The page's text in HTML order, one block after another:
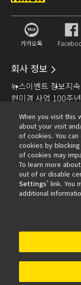
카카오톡
회사 정보
뉴스이벤트 정보지
현미경 사업 100주년
추천 링크
대물렌즈 셀렉터
Nikon Small World
기타 니콘 제품
카메라 및 쌍안경
소프트웨어 취약점 정
When you visit this
about your visit
of cookies. You
cookies by
of cookies may
To learn more
out of or disable
Settings’ link. You
additional